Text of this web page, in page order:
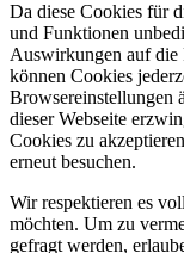
Da diese Cookies für
und Funktionen
Auswirkungen auf die
können Cookies
Browsereinstellungen
dieser Webseite
Cookies zu
erneut besuchen.
Wir respektieren es
möchten. Um zu
gefragt werden,